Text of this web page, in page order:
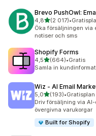
Brevo PushOwl:
4,8av 5 stjärnor
(2 017)
2017 recensioner
•
Öka försäljningen via
notiser och sms
Shopify Forms
4,5av 5 stjärnor
(664)
664 recensioner totalt
•Gratis
Samla in
Wiz ‑ AI Email
5,0av 5 stjärnor
(193)
193 recensioner totalt
•
Driv försäljning via
övergivna varukorgar
Built for Shopify